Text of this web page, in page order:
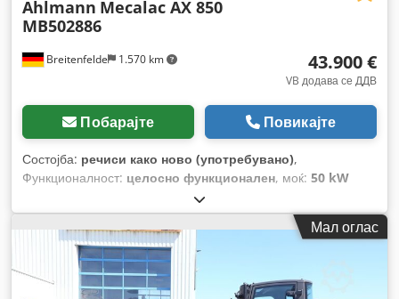
Breitenfelde 1.570 km
Ahlmann Mecalac AX 850
MB502886
43.900 €
VB додава се ДДВ
Побарајте Повикајте
Состојба: речиси како ново (употребувано),
Функционалност: целосно функционален, моќ: 50 kW
, тип на гориво:
тежина:5.050 кг, големина на гумата:405/70 R 18, Година
на изградба:2023, работни часови:150 h, Опрема:UVV
безбедносна проверка, дополнителни фарови, заден
подигнувач, кабина, палетни виљушки, стандардна
лопата, хидраулични системи
Мал оглас